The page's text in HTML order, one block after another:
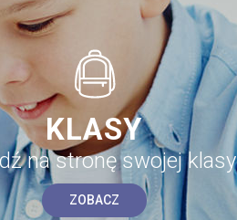
KLASY
na stronę swojej klasy
ZOBACZ